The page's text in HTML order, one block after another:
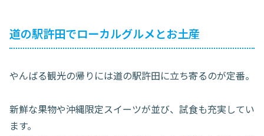
道の駅許田でローカルグルメとお土産
やんばる観光の帰りには道の駅許田に立ち寄るのが定番。
新鮮な果物や沖縄限定スイーツが並び、試食も充実してい
ます。